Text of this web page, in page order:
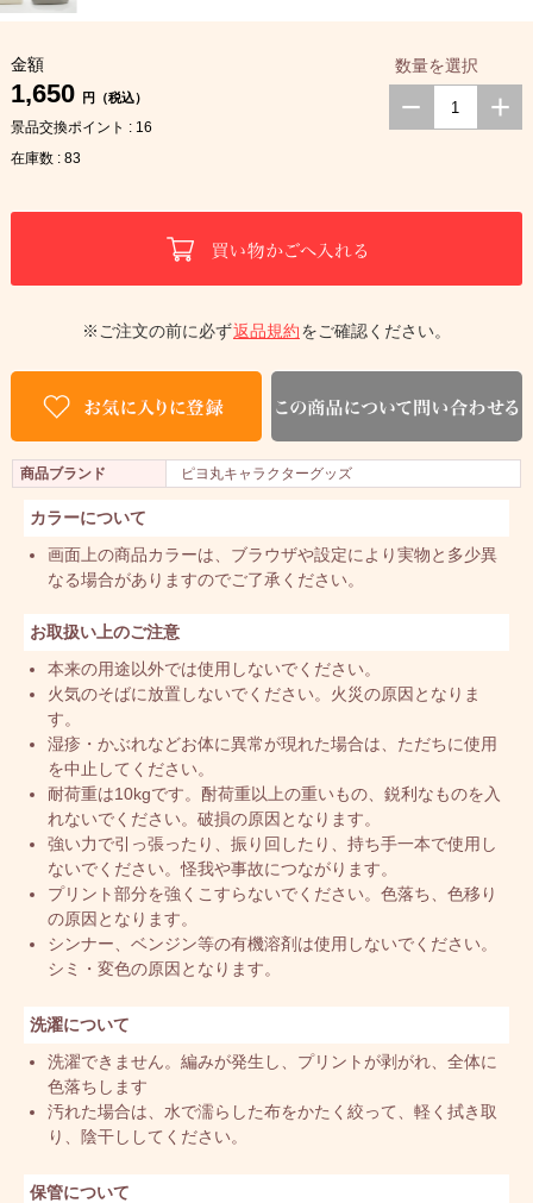
金額
1,650 円（税込）
景品交換ポイント : 16
在庫数 : 83
数量を選択
※ご注文の前に必ず返品規約をご確認ください。
商品ブランド ピヨ丸キャラクターグッズ
カラーについて
画面上の商品カラーは、ブラウザや設定により実物と多少異
なる場合がありますのでご了承ください。
お取扱い上のご注意
本来の用途以外では使用しないでください。
火気のそばに放置しないでください。火災の原因となりま
す。
湿疹・かぶれなどお体に異常が現れた場合は、ただちに使用
を中止してください。
耐荷重は10kgです。酎荷重以上の重いもの、鋭利なものを入
れないでください。破損の原因となります。
強い力で引っ張ったり、振り回したり、持ち手一本で使用し
ないでください。怪我や事故につながります。
プリント部分を強くこすらないでください。色落ち、色移り
の原因となります。
シンナー、ベンジン等の有機溶剤は使用しないでください。
シミ・変色の原因となります。
洗濯について
洗濯できません。編みが発生し、プリントが剥がれ、全体に
色落ちします
汚れた場合は、水で濡らした布をかたく絞って、軽く拭き取
り、陰干ししてください。
保管について